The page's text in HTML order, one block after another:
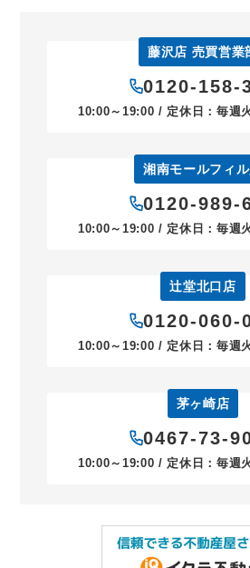
藤沢店 売買営業
0120-158-
10:00～19:00 / 定休日：毎週
湘南モールフィ
0120-989-
10:00～19:00 / 定休日：毎週
辻堂北口店
0120-060-
10:00～19:00 / 定休日：毎週
茅ヶ崎店
0467-73-
10:00～19:00 / 定休日：毎週